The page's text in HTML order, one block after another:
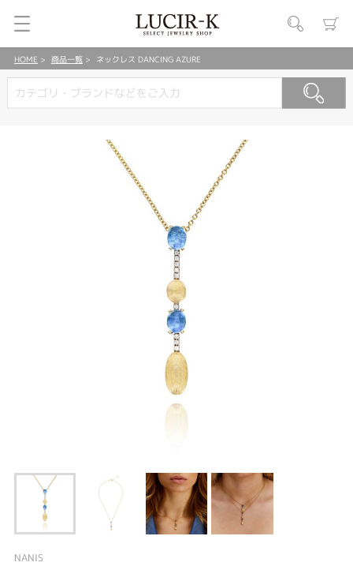
HOME 商品一覧 ネックレス DANCING AZURE
NANIS